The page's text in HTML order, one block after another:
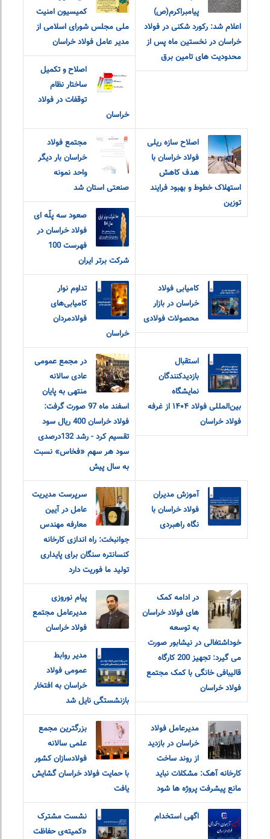
پیامبراکرم(ص)
اعلام شد: رکورد شکنی در فولاد
خراسان در نخستین ماه پس از
محدودیت های تامین برق
کمیسیون امنیت
ملی مجلس شورای اسلامی از
مدیر عامل فولاد خراسان
اصلاح و تکمیل
ساختار نظام
توقفات در فولاد
خراسان
اصلاح سازه ریلی
فولاد خراسان با
هدف کاهش
استهلاک خطوط و بهبود فرایند
توزین
مجتمع فولاد
خراسان بار دیگر
واحد نمونه
صنعتی استان شد
صعود سه پلّه ای
فولاد خراسان در
فهرست 100
شرکت برتر ایران
کامیابی فولاد
خراسان در بازار
محصولات فولادی
تداوم نوار
کامیابی‌های
فولادمردان
خراسان
استقبال
بازدیدکنندگان
نمایشگاه
بین‌المللی فولاد ۱۴۰۴ از غرفه
فولاد خراسان
در مجمع عمومی
عادی سالانه
منتهی به پایان
اسفند ماه 97 صورت گرفت:
فولاد خراسان 400 ریال سود
تقسیم کرد - رشد 132درصدی
سود هر سهم «فخاس» نسبت
به سال پیش
آموزش مدیران
فولاد خراسان با
نگاه راهبردی
سرپرست مدیریت
عامل در آیین
معارفه مهندس
جوانبخت: راه اندازی کارخانه
کنسانتره سنگان برای پایداری
تولید ما فوریت دارد
در ادامه کمک
های فولاد خراسان
به توسعه
خوداشتغالی در نیشابور صورت
می گیرد: تجهیز 200 کارگاه
قالیبافی خانگی با کمک مجتمع
فولاد خراسان
پیام نوروزی
مدیرعامل مجتمع
فولاد خراسان
مدیر روابط
عمومی فولاد
خراسان به افتخار
بازنشستگی نایل شد
مدیرعامل فولاد
خراسان در بازدید
از روند ساخت
کارخانه آهک: مشکلات نباید
مانع پیشرفت پروژه ها شود
بزرگترین مجمع
علمی سالانه
فولادسازان کشور
با حمایت فولاد خراسان گشایش
یافت
اگهی استخدام
نشست مشترک
«کمیته‌ی حفاظت